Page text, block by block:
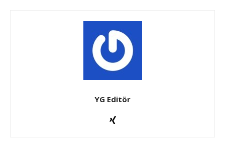
YG Editör